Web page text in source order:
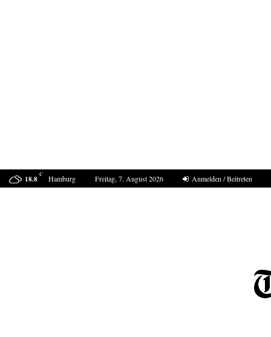
18.8 C Hamburg Freitag, 7. August 2026 Anmelden / Beitreten
Bestell-Scam – eine neue Masche